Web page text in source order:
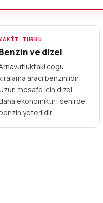
TURKU
Benzin ve dizel
cogu
araci benzinlidir.
mesafe icin dizel
daha ekonomiktir; sehirde
yeterlidir.